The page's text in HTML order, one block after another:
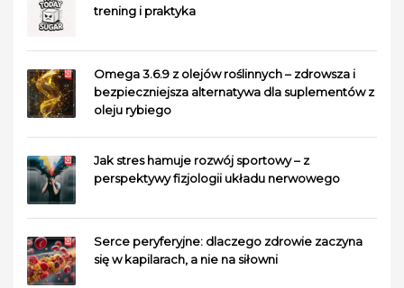
trening i praktyka
Omega 3.6.9 z olejów roślinnych – zdrowsza i
bezpieczniejsza alternatywa dla suplementów z
oleju rybiego
Jak stres hamuje rozwój sportowy – z
perspektywy fizjologii układu nerwowego
Serce peryferyjne: dlaczego zdrowie zaczyna
się w kapilarach, a nie na siłowni